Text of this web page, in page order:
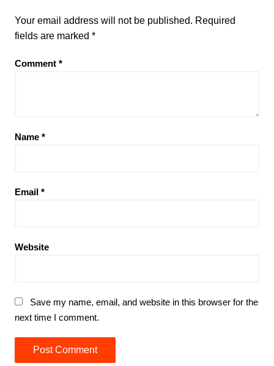
Your email address will not be published. Required
fields are marked *
Comment *
Name *
Email *
Website
Save my name, email, and website in this browser for the
next time I comment.